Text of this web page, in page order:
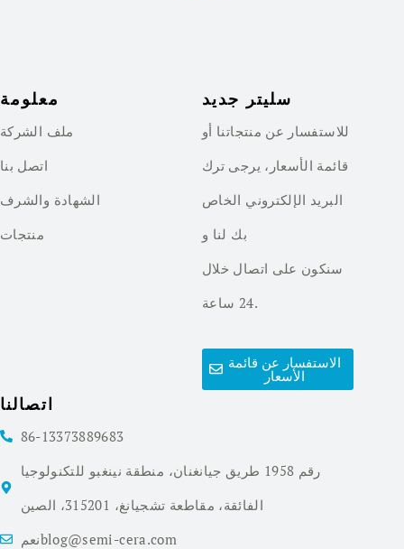
معلومة
ملف الشركة
اتصل بنا
الشهادة والشرف
منتجات
سليتر جديد
للاستفسار عن منتجاتنا أو
قائمة الأسعار، يرجى ترك
البريد الإلكتروني الخاص
بك لنا و
سنكون على اتصال خلال
24 ساعة.
الاستفسار عن قائمة
الأسعار
اتصالنا
86-13373889683
رقم 1958 طريق جيانغنان، منطقة نينغبو للتكنولوجيا
الفائقة، مقاطعة تشجيانغ، 315201، الصين
نعمblog@semi-cera.com